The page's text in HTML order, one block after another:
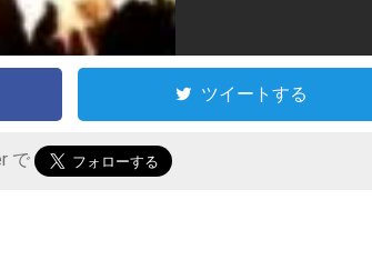
ツイートする
で